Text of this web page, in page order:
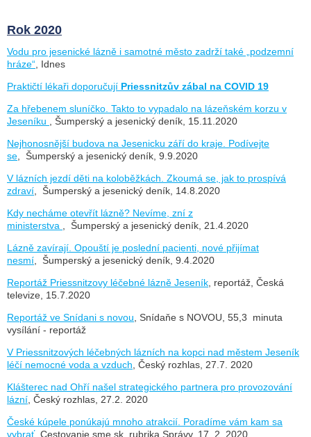
Rok 2020
Vodu pro jesenické lázně i samotné město zadrží také „podzemní
hráze“ , Idnes
Praktičtí lékaři doporučují Priessnitzův zábal na COVID 19
Za hřebenem sluníčko. Takto to vypadalo na lázeňském korzu v
Jeseníku
, Šumperský a jesenický deník, 15.11.2020
Nejhonosnější budova na Jesenicku září do kraje. Podívejte
se , Šumperský a jesenický deník, 9.9.2020
V lázních jezdí děti na koloběžkách. Zkoumá se, jak to prospívá
zdraví , Šumperský a jesenický deník, 14.8.2020
Kdy necháme otevřít lázně? Nevíme, zní z
ministerstva
, Šumperský a jesenický deník, 21.4.2020
Lázně zavírají. Opouští je poslední pacienti, nové přijímat
nesmí , Šumperský a jesenický deník, 9.4.2020
Reportáž Priessnitzovy léčebné lázně Jeseník , reportáž, Česká
televize, 15.7.2020
Reportáž ve Snídani s novou , Snídaňe s NOVOU, 55,3 minuta
vysílání - reportáž
V Priessnitzových léčebných lázních na kopci nad městem Jeseník
léčí nemocné voda a vzduch , Český rozhlas, 27.7. 2020
Klášterec nad Ohří našel strategického partnera pro provozování
lázní , Český rozhlas, 27.2. 2020
České kúpele ponúkajú mnoho atrakcií. Poradíme vám kam sa
vybrať, Cestovanie.sme.sk, rubrika Správy, 17. 2. 2020